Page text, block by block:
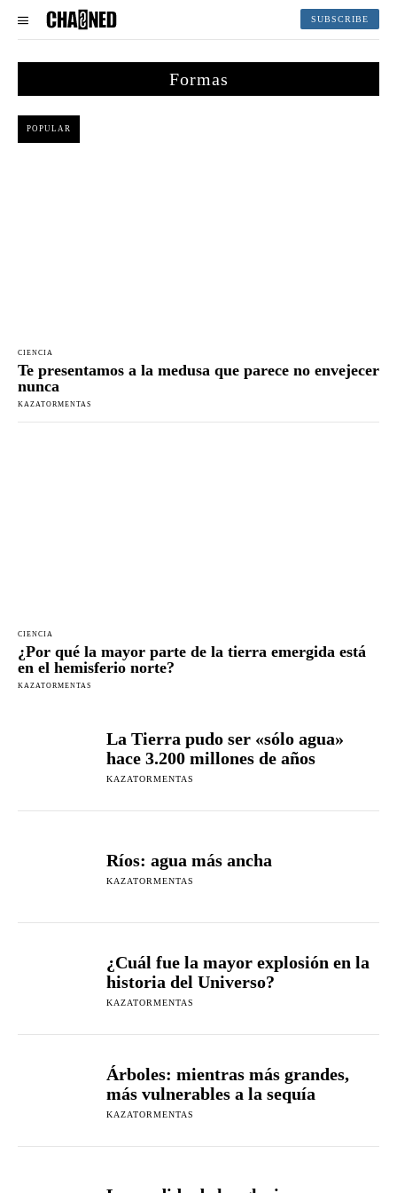
SUBSCRIBE
Formas
POPULAR
CIENCIA
Te presentamos a la medusa que parece no envejecer
nunca
KAZATORMENTAS
CIENCIA
¿Por qué la mayor parte de la tierra emergida está
en el hemisferio norte?
KAZATORMENTAS
La Tierra pudo ser «sólo agua»
hace 3.200 millones de años
KAZATORMENTAS
Ríos: agua más ancha
KAZATORMENTAS
¿Cuál fue la mayor explosión en la
historia del Universo?
KAZATORMENTAS
Árboles: mientras más grandes,
más vulnerables a la sequía
KAZATORMENTAS